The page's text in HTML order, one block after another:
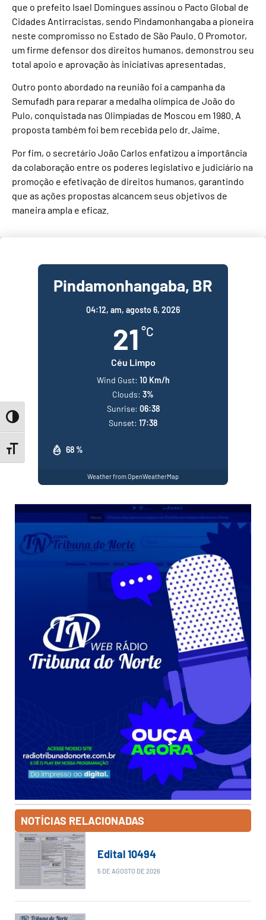
Toggle High Contrast
Toggle Font size
que o prefeito Isael Domingues assinou o Pacto Global de
Cidades Antirracistas, sendo Pindamonhangaba a pioneira
neste compromisso no Estado de São Paulo. O Promotor,
um firme defensor dos direitos humanos, demonstrou seu
total apoio e aprovação às iniciativas apresentadas.
Outro ponto abordado na reunião foi a campanha da
Semufadh para reparar a medalha olímpica de João do
Pulo, conquistada nas Olimpíadas de Moscou em 1980. A
proposta também foi bem recebida pelo dr. Jaime.
Por fim, o secretário João Carlos enfatizou a importância
da colaboração entre os poderes legislativo e judiciário na
promoção e efetivação de direitos humanos, garantindo
que as ações propostas alcancem seus objetivos de
maneira ampla e eficaz.
Pindamonhangaba, BR
04:12, am, agosto 6, 2026
21 °C
Céu Limpo
68 %
Wind Gust: 10 Km/h
Clouds: 3%
Sunrise: 06:38
Sunset: 17:38
Weather from OpenWeatherMap
NOTÍCIAS RELACIONADAS
Edital 10494
5 DE AGOSTO DE 2026